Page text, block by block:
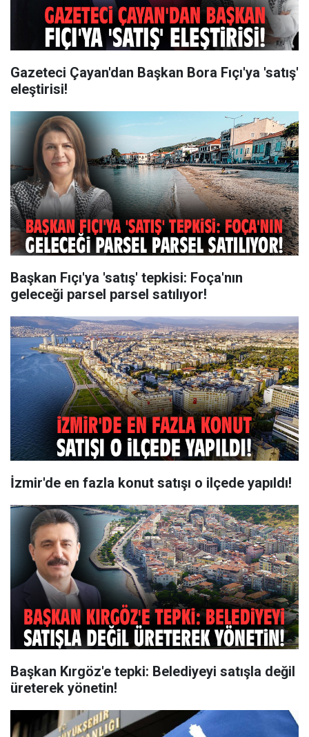
Gazeteci Çayan'dan Başkan Bora Fıçı'ya 'satış'
eleştirisi!
Başkan Fıçı'ya 'satış' tepkisi: Foça'nın
geleceği parsel parsel satılıyor!
İzmir'de en fazla konut satışı o ilçede yapıldı!
Başkan Kırgöz'e tepki: Belediyeyi satışla değil
üreterek yönetin!